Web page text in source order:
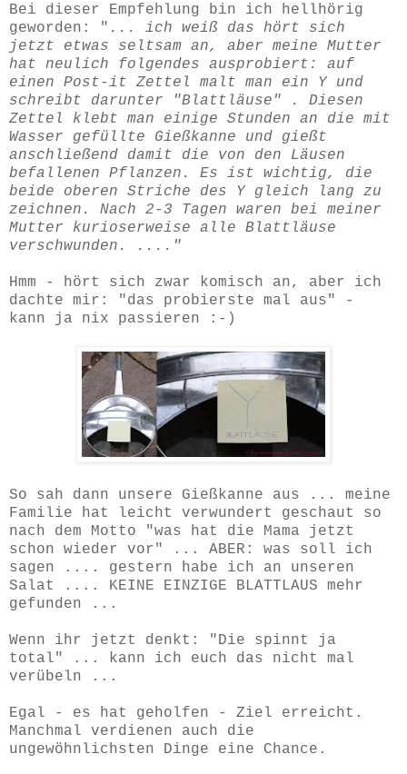
Bei dieser Empfehlung bin ich hellhörig
geworden: " ... ich weiß das hört sich
jetzt etwas seltsam an, aber meine Mutter
hat neulich folgendes ausprobiert: auf
einen Post-it Zettel malt man ein Y und
schreibt darunter "Blattläuse" . Diesen
Zettel klebt man einige Stunden an die mit
Wasser gefüllte Gießkanne und gießt
anschließend damit die von den Läusen
befallenen Pflanzen. Es ist wichtig, die
beide oberen Striche des Y gleich lang zu
zeichnen. Nach 2-3 Tagen waren bei meiner
Mutter kurioserweise alle Blattläuse
verschwunden. ...."
Hmm - hört sich zwar komisch an, aber ich
dachte mir: "das probierste mal aus" -
kann ja nix passieren :-)
So sah dann unsere Gießkanne aus ... meine
Familie hat leicht verwundert geschaut so
nach dem Motto "was hat die Mama jetzt
schon wieder vor" ... ABER: was soll ich
sagen .... gestern habe ich an unseren
Salat .... KEINE EINZIGE BLATTLAUS mehr
gefunden ...
Wenn ihr jetzt denkt: "Die spinnt ja
total" ... kann ich euch das nicht mal
verübeln ...
Egal - es hat geholfen - Ziel erreicht.
Manchmal verdienen auch die
ungewöhnlichsten Dinge eine Chance.